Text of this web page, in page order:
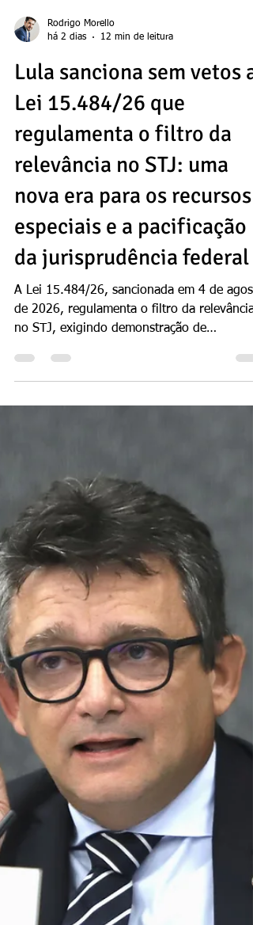
Rodrigo Morello
há 2 dias
12 min de leitura
Lula sanciona sem vetos a
Lei 15.484/26 que
regulamenta o filtro da
relevância no STJ: uma
nova era para os recursos
especiais e a pacificação
da jurisprudência federal
de 2026, regulamenta o filtro da relevância
no STJ, exigindo demonstração de
verdadeira corte de precedentes, mas gera
debates sobre o acesso à Justiça.